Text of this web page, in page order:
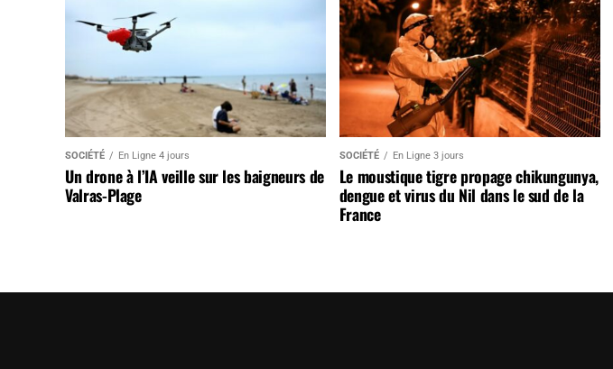
SOCIÉTÉ En Ligne 4 jours
Un drone à l’IA veille sur les baigneurs de
Valras-Plage
SOCIÉTÉ En Ligne 3 jours
Le moustique tigre propage chikungunya,
dengue et virus du Nil dans le sud de la
France